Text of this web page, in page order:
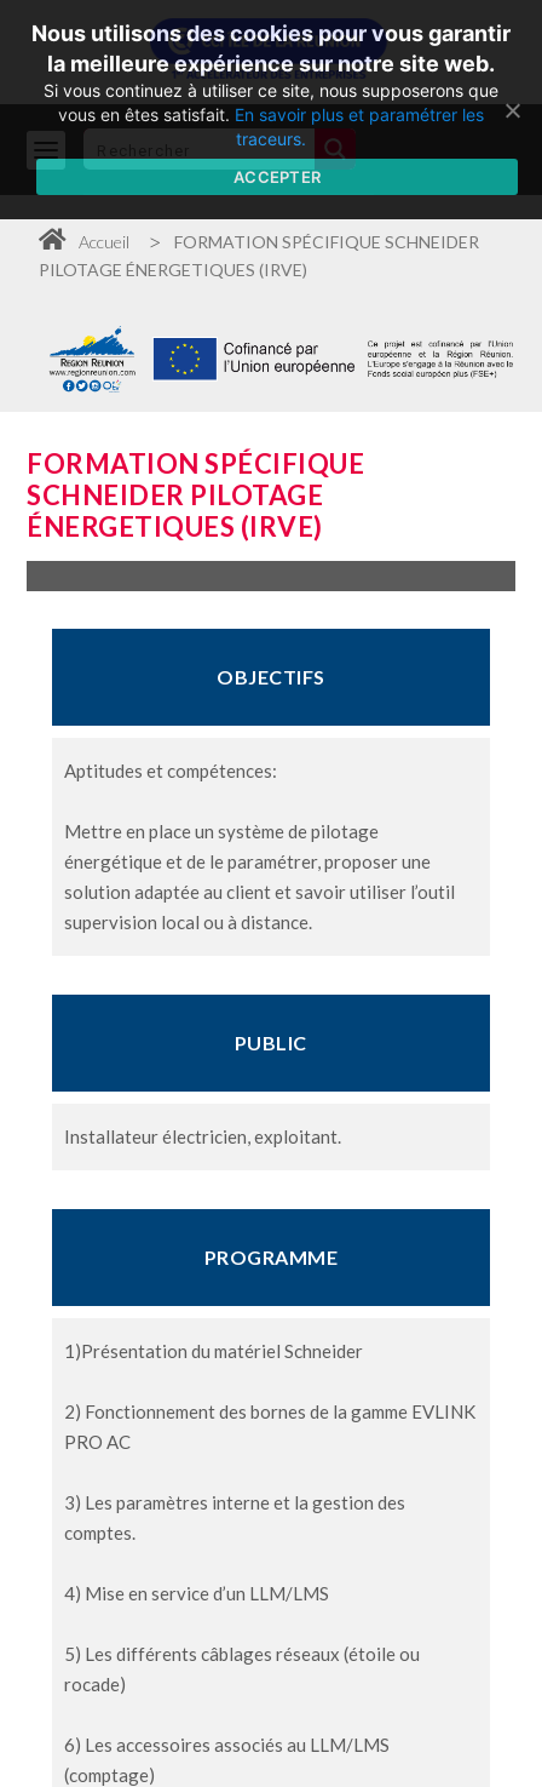
Accueil >
FORMATION SPÉCIFIQUE SCHNEIDER
PILOTAGE ÉNERGETIQUES (IRVE)
FORMATION SPÉCIFIQUE
SCHNEIDER PILOTAGE
ÉNERGETIQUES (IRVE)
OBJECTIFS
Aptitudes et compétences:
Mettre en place un système de pilotage
énergétique et de le paramétrer, proposer une
solution adaptée au client et savoir utiliser l’outil
supervision local ou à distance.
PUBLIC
Installateur électricien, exploitant.
PROGRAMME
1)Présentation du matériel Schneider
2) Fonctionnement des bornes de la gamme EVLINK
PRO AC
3) Les paramètres interne et la gestion des
comptes.
4) Mise en service d’un LLM/LMS
5) Les différents câblages réseaux (étoile ou
rocade)
6) Les accessoires associés au LLM/LMS
(comptage)
Nous utilisons des cookies pour vous garantir
la meilleure expérience sur notre site web.
Si vous continuez à utiliser ce site, nous supposerons que
vous en êtes satisfait. En savoir plus et paramétrer les
traceurs.
ACCEPTER